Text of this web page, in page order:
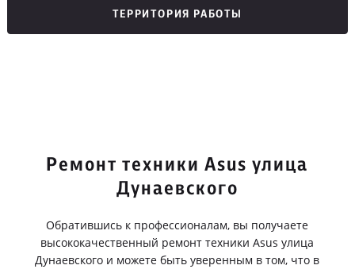
ТЕРРИТОРИЯ РАБОТЫ
Ремонт техники Asus улица
Дунаевского
Обратившись к профессионалам, вы получаете
высококачественный ремонт техники Asus улица
Дунаевского и можете быть уверенным в том, что в